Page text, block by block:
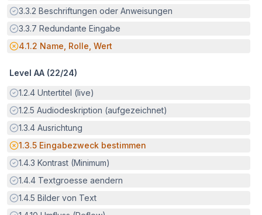
Erfüllt:
3.3.2 Beschriftungen oder Anweisungen
Erfüllt:
3.3.7 Redundante Eingabe
Potenzielle Barriere:
4.1.2 Name, Rolle, Wert
Level AA (22/24)
Erfüllt:
1.2.4 Untertitel (live)
Erfüllt:
1.2.5 Audiodeskription (aufgezeichnet)
Erfüllt:
1.3.4 Ausrichtung
Potenzielle Barriere:
1.3.5 Eingabezweck bestimmen
Erfüllt:
1.4.3 Kontrast (Minimum)
Erfüllt:
1.4.4 Textgroesse aendern
Erfüllt:
1.4.5 Bilder von Text